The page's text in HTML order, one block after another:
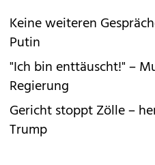
Keine weiteren
Putin
"Ich bin enttäuscht!" –
Regierung
Gericht stoppt Zölle –
Trump